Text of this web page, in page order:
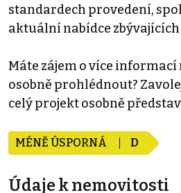
standardech provedení,
aktuální nabídce zbývajících
Máte zájem o více informací
osobně prohlédnout?
celý projekt osobně
MÉNĚ ÚSPORNÁ D
Údaje k nemovitosti